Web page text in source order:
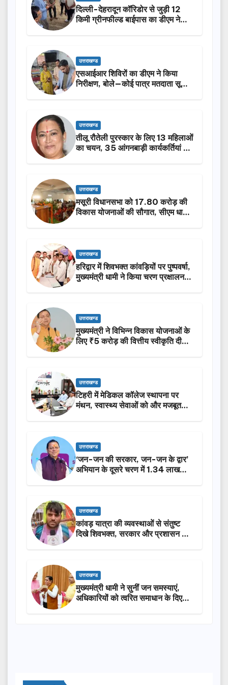
दिल्ली-देहरादून कॉरिडोर से जुड़ी 12
किमी ग्रीनफील्ड बाईपास का डीएम ने
उत्तराखण्ड
एसआईआर शिविरों का डीएम ने किया
निरीक्षण, बोले—कोई पात्र मतदाता सूची
उत्तराखण्ड
तीलू रौतेली पुरस्कार के लिए 13 महिलाओं
का चयन, 35 आंगनबाड़ी कार्यकर्तियां भी
उत्तराखण्ड
मसूरी विधानसभा को 17.80 करोड़ की
विकास योजनाओं की सौगात, सीएम धामी
उत्तराखण्ड
हरिद्वार में शिवभक्त कांवड़ियों पर पुष्पवर्षा,
मुख्यमंत्री धामी ने किया चरण प्रक्षालन…
उत्तराखण्ड
मुख्यमंत्री ने विभिन्न विकास योजनाओं के
लिए ₹5 करोड़ की वित्तीय स्वीकृति दी…
उत्तराखण्ड
टिहरी में मेडिकल कॉलेज स्थापना पर
मंथन, स्वास्थ्य सेवाओं को और मजबूत
उत्तराखण्ड
‘जन-जन की सरकार, जन-जन के द्वार’
अभियान के दूसरे चरण में 1.34 लाख
उत्तराखण्ड
कांवड़ यात्रा की व्यवस्थाओं से संतुष्ट
दिखे शिवभक्त, सरकार और प्रशासन की
उत्तराखण्ड
मुख्यमंत्री धामी ने सुनीं जन समस्याएं,
अधिकारियों को त्वरित समाधान के दिए